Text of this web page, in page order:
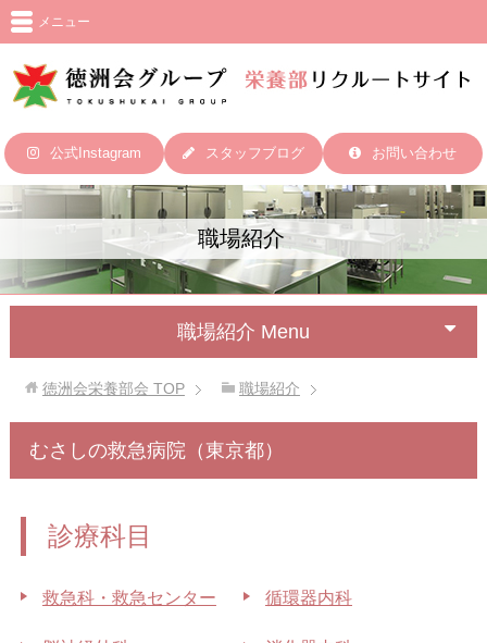
メニュー
公式Instagram スタッフブログ お問い合わせ
職場紹介
徳洲会栄養部会 TOP 職場紹介
むさしの救急病院（東京都）
診療科目
救急科・救急センター 循環器内科
職場紹介 Menu